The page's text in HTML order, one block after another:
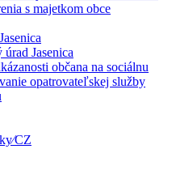
s majetkom obce
Jasenica
občana na sociálnu
opatrovateľskej služby